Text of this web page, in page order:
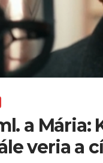
a Mária:
veria a